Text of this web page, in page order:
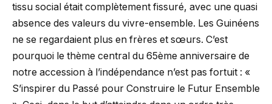
tissu social était complètement fissuré, avec une quasi
absence des valeurs du vivre-ensemble. Les Guinéens
ne se regardaient plus en frères et sœurs. C’est
pourquoi le thème central du 65ème anniversaire de
notre accession à l’indépendance n’est pas fortuit : «
S’inspirer du Passé pour Construire le Futur Ensemble